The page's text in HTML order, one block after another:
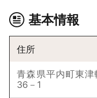
基本情報
住所
青森県平内町東
36－1